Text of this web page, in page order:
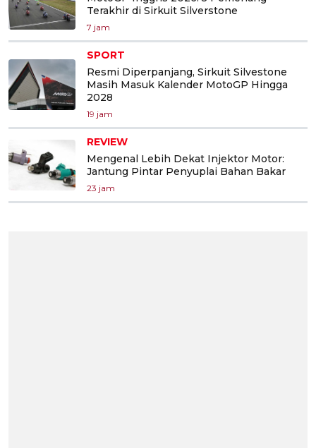
Terakhir di Sirkuit Silverstone
7 jam
SPORT
Resmi Diperpanjang, Sirkuit Silvestone
Masih Masuk Kalender MotoGP Hingga
2028
19 jam
REVIEW
Mengenal Lebih Dekat Injektor Motor:
Jantung Pintar Penyuplai Bahan Bakar
23 jam